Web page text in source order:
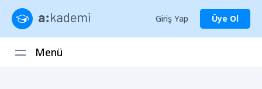
Giriş Yap Üye Ol
Menü